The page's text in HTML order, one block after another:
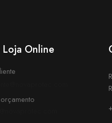
Loja Online